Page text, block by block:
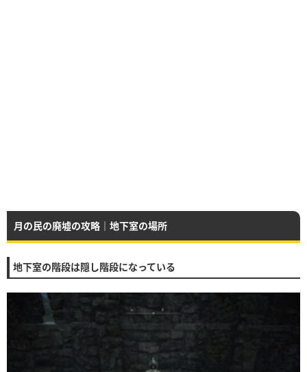
月の民の廃墟の攻略｜地下室の場所
地下室の階段は隠し階段になっている